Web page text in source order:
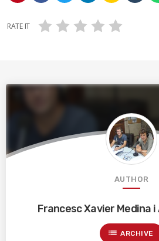
RATE IT
AUTHOR
Francesc Xavier Medina
list ARCHIVE